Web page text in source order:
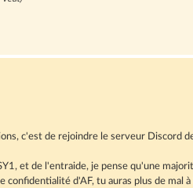
c'est de rejoindre le serveur Discord
et de l'entraide, je pense qu'une
confidentialité d'AF, tu auras plus de mal